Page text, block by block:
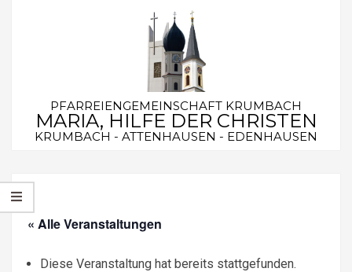
PFARREIENGEMEINSCHAFT KRUMBACH
MARIA, HILFE DER CHRISTEN
KRUMBACH - ATTENHAUSEN - EDENHAUSEN
Navigation
Menu
« Alle Veranstaltungen
Diese Veranstaltung hat bereits stattgefunden.